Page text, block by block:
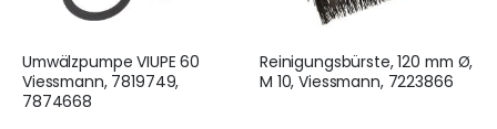
Umwälzpumpe VIUPE 60
Viessmann, 7819749,
7874668
Reinigungsbürste, 120 mm Ø,
M 10, Viessmann, 7223866